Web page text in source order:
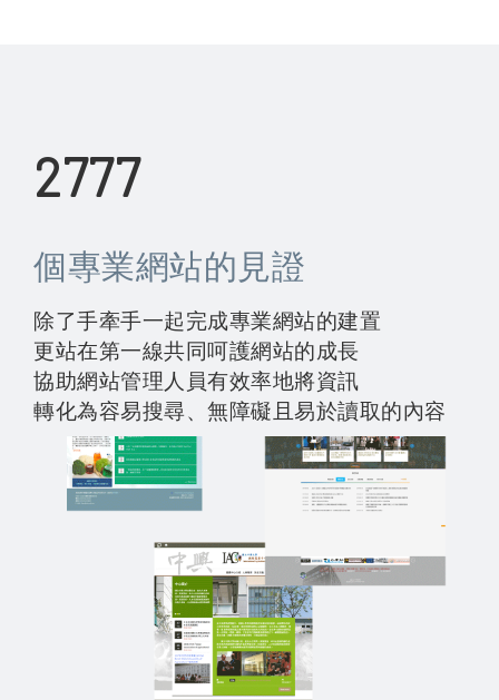
2777
個專業網站的見證
除了手牽手一起完成專業網站的建置
更站在第一線共同呵護網站的成長
協助網站管理人員有效率地將資訊
轉化為容易搜尋、無障礙且易於讀取的內容